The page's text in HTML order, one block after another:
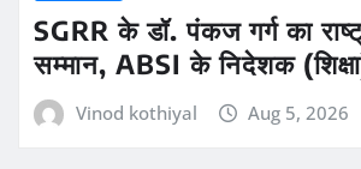
SGRR के डॉ. पंकज गर्ग का
सम्मान, ABSI के निदेशक
Vinod kothiyal Aug 5, 2026